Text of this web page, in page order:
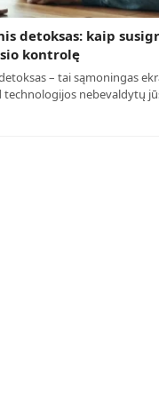
detoksas: kaip
kontrolę
– tai sąmoningas
technologijos nebevaldytų